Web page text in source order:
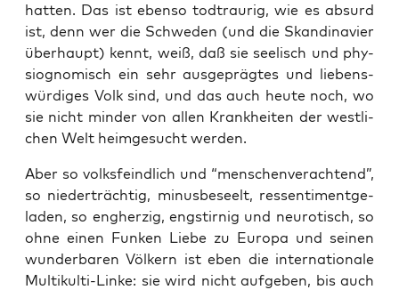
hat­ten. Das ist eben­so tod­trau­rig, wie es absurd
ist, denn wer die Schwe­den (und die Skan­di­na­vi­er
über­haupt) kennt, weiß, daß sie see­lisch und phy­
sio­gno­misch ein sehr aus­ge­präg­tes und lie­bens­
wür­di­ges Volk sind, und das auch heu­te noch, wo
sie nicht min­der von allen Krank­hei­ten der west­li­
chen Welt heim­ge­sucht werden.
Aber so volks­feind­lich und “men­schen­ver­ach­tend”,
so nie­der­träch­tig, minus­be­seelt, res­sen­ti­ment­ge­
la­den, so eng­her­zig, eng­stir­nig und neu­ro­tisch, so
ohne einen Fun­ken Lie­be zu Euro­pa und sei­nen
wun­der­ba­ren Völ­kern ist eben die inter­na­tio­na­le
Mul­ti­kul­ti-Lin­ke: sie wird nicht auf­ge­ben, bis auch